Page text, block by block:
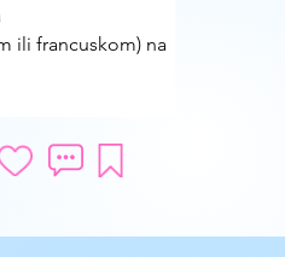
ili francuskom) na